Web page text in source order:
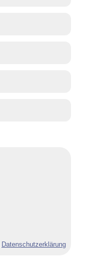
Datenschutzerklärung